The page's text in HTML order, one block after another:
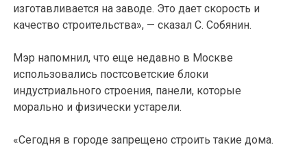
изготавливается на заводе. Это дает скорость и
качество строительства», — сказал С. Собянин.
Мэр напомнил, что еще недавно в Москве
использовались постсоветские блоки
индустриального строения, панели, которые
морально и физически устарели.
«Сегодня в городе запрещено строить такие дома.